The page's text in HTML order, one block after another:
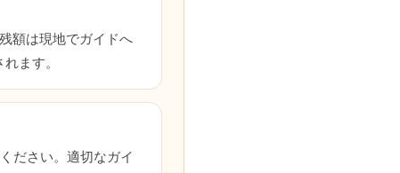
額は現地でガイドへ
ます。
ださい。適切なガイ